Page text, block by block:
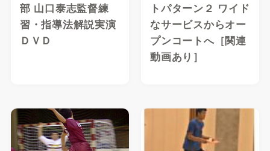
部 山口泰志監督練
習・指導法解説実演
ＤＶＤ
トパターン２ ワイド
なサービスからオー
プンコートへ［関連
動画あり］